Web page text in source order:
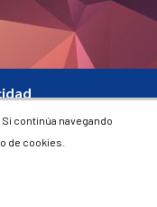
Colombia
continúa navegando
de cookies.